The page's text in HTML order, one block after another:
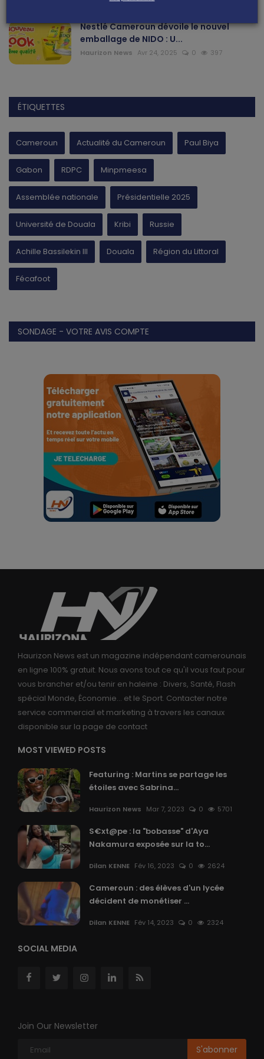
Nestlé Cameroun dévoile le nouvel
emballage de NIDO : U...
Haurizon News Avr 24, 2025 0 397
ÉTIQUETTES
Cameroun Actualité du Cameroun Paul Biya
Gabon RDPC Minpmeesa
Assemblée nationale Présidentielle 2025
Université de Douala Kribi Russie
Achille Bassilekin III Douala Région du Littoral
Fécafoot
SONDAGE - VOTRE AVIS COMPTE
Haurizon News est un magazine indépendant camerounais
en ligne 100% gratuit. Nous avons tout ce qu'il vous faut pour
vous brancher et/ou tenir en haleine : Divers, Santé, Flash
spécial Monde, Économie... et le Sport. Contacter notre
service commercial et marketing à travers les canaux
disponible sur la page de contact
MOST VIEWED POSTS
Featuring : Martins se partage les
étoiles avec Sabrina...
Haurizon News Mar 7, 2023 0 5701
S€xt@pe : la "bobasse" d'Aya
Nakamura exposée sur la to...
Dilan KENNE Fév 16, 2023 0 2624
Cameroun : des élèves d'un lycée
décident de monétiser ...
Dilan KENNE Fév 14, 2023 0 2324
SOCIAL MEDIA
Join Our Newsletter
S'abonner